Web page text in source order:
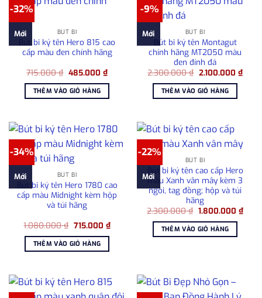
-32%
Mới BÚT BI
Bút bi ký tên Hero 815 cao
cấp màu đen chính hãng
715.000₫ Giá
là:
715.000 ₫.
485.000 ₫Giá
hiện
tại
485.000 ₫.
THÊM VÀO GIỎ HÀNG
-9%
Mới BÚT BI
Bút bi ký tên Montagut
chính hãng MT2050 màu
đen đính đá
2.300.000₫ Giá
là:
2.300.000 ₫.
2.100.000 ₫Giá
hiện
THÊM VÀO GIỎ HÀNG
-34%
Mới BÚT BI
Bút bi ký tên Hero 1780 cao
cấp màu Midnight kèm hộp
và túi hãng
1.080.000₫ Giá
là:
1.080.000 ₫.
715.000 ₫Giá
THÊM VÀO GIỎ HÀNG
-22%
Mới
BÚT BI
Bút bi ký tên cao cấp Hero
màu Xanh vân mây kèm 3
ngòi, tag đồng; hộp và túi
hãng
2.300.000₫ Giá
là:
2.300.000 ₫.
1.800.000 ₫Giá
THÊM VÀO GIỎ HÀNG